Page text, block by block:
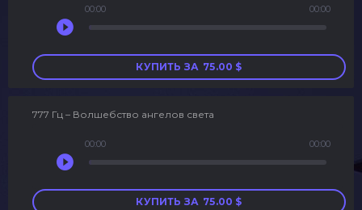
Аудиоплеер
00:00 00:00
КУПИТЬ ЗА 75.00 $
777 Гц – Волшебство ангелов света
Аудиоплеер
00:00 00:00
КУПИТЬ ЗА 75.00 $